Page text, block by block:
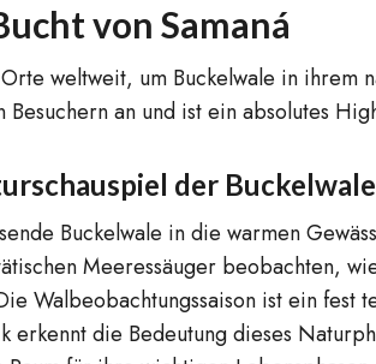
von Samaná
weltweit, um Buckelwale in
Besuchern an und ist ein absolutes
der Buckelwale
Buckelwale in die warmen
Meeressäuger beobachten,
Walbeobachtungssaison ist ein
die Bedeutung dieses